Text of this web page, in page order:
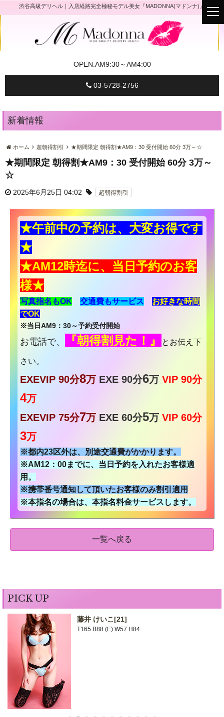
渋谷高級デリヘル｜入店経路完全極秘モデル美女『MADONNA(マドンナ)』
OPEN. AM9:30～AM4:00
03-5728-2756
新着情報
ホーム 超朝得割引 ★期間限定 朝得割★AM9：30 受付開始 60分 3万～☆
★期間限定 朝得割★AM9：30 受付開始 60分 3万～
☆
2025年6月25日 04:02 超朝得割引
★午前中の予約は、大変お得です
★
★AM12時迄に、当日予約のお客
様★
写真指名もOK 交通費もサービス お好きな時間
でOK
※当日AM9：30～予約受付開始
お電話で、 『朝得割見た！』 とお伝え下
さい。
EXEVIP 90分8万 EXE 90分6万 VIP 90分
4万
EXEVIP 75分7万 EXE 60分5万 VIP 60分
3万
※都内23区外は、別途交通費がかかります。
※AM12：00までに、当日予約を入れたお客様適
用。
※携帯番号通知して頂いたお客様のみ割引適用
※本指名の場合は、本指名料金サービスします。
一覧へ戻る
PICK UP
藤井 けいこ[21]
T165 B88 (E) W57 H84
t
o
g
i
t